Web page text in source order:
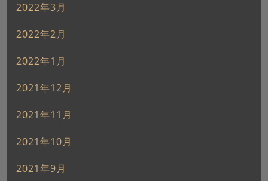
2022年3月
2022年2月
2022年1月
2021年12月
2021年11月
2021年10月
2021年9月